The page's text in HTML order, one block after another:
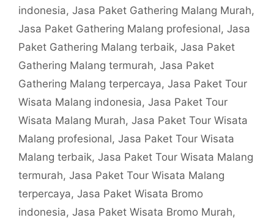
indonesia, Jasa Paket Gathering Malang Murah,
Jasa Paket Gathering Malang profesional, Jasa
Paket Gathering Malang terbaik, Jasa Paket
Gathering Malang termurah, Jasa Paket
Gathering Malang terpercaya, Jasa Paket Tour
Wisata Malang indonesia, Jasa Paket Tour
Wisata Malang Murah, Jasa Paket Tour Wisata
Malang profesional, Jasa Paket Tour Wisata
Malang terbaik, Jasa Paket Tour Wisata Malang
termurah, Jasa Paket Tour Wisata Malang
terpercaya, Jasa Paket Wisata Bromo
indonesia, Jasa Paket Wisata Bromo Murah,